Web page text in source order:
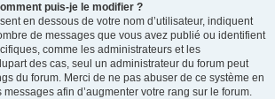
puis-je le modifier ?
en dessous de votre nom d’utilisateur, indiquent
de messages que vous avez publié ou identifient
comme les administrateurs et les
des cas, seul un administrateur du forum peut
du forum. Merci de ne pas abuser de ce système en
afin d’augmenter votre rang sur le forum.